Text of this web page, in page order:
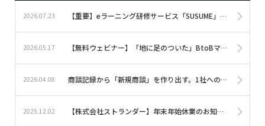
2026.07.23 【重要】eラーニング研修サービス「SUSUME」サービス終了のお知らせ
2026.05.17 【無料ウェビナー】「地に足のついた」BtoBマーケティングのKPI設計～実現可能性を上げる3つのコツ～≪5/28(木)16時～≫
2026.04.08 商談記録から「新規商談」を作り出す。1社への提案を未だ見ぬ100社に届ける、営業ロジックで組み立てる「Webチャネル構築の実践研修」を提供開始。｜eラーニングサービス「SUSUME」
2025.12.02 【株式会社ストランダー】年末年始休業のお知らせ